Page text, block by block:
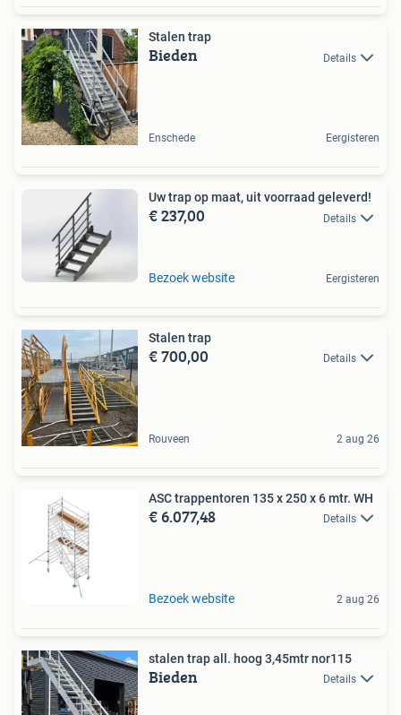
Stalen trap
Bieden Details
Enschede Eergisteren
Uw trap op maat, uit voorraad geleverd!
€ 237,00 Details
Bezoek website Eergisteren
Stalen trap
€ 700,00 Details
Rouveen 2 aug 26
ASC trappentoren 135 x 250 x 6 mtr. WH
€ 6.077,48 Details
Bezoek website 2 aug 26
stalen trap all. hoog 3,45mtr nor115
Bieden Details